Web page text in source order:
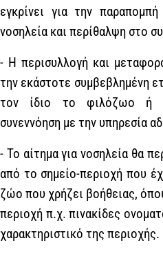
εγκρίνει για την
νοσηλεία και περίθαλψη στο
- Η περισυλλογή και
την εκάστοτε συμβεβλημένη
τον ίδιο το φιλόζωο ή
συνεννόηση με την υπηρεσία
- Το αίτημα για νοσηλεία θα
από το σημείο-περιοχή που
ζώο που χρήζει βοήθειας,
περιοχή π.χ. πινακίδες
χαρακτηριστικό της περιοχής.